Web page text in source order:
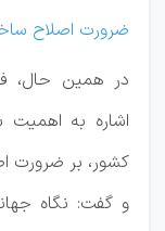
ضرورت اصلاح
در همین حال،
اشاره به اهمیت
کشور، بر ضرورت
و گفت: نگاه